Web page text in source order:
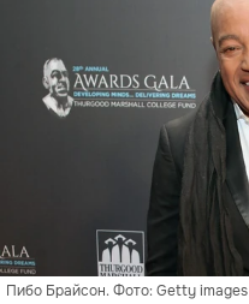
Пибо Брайсон. Фото: Getty images